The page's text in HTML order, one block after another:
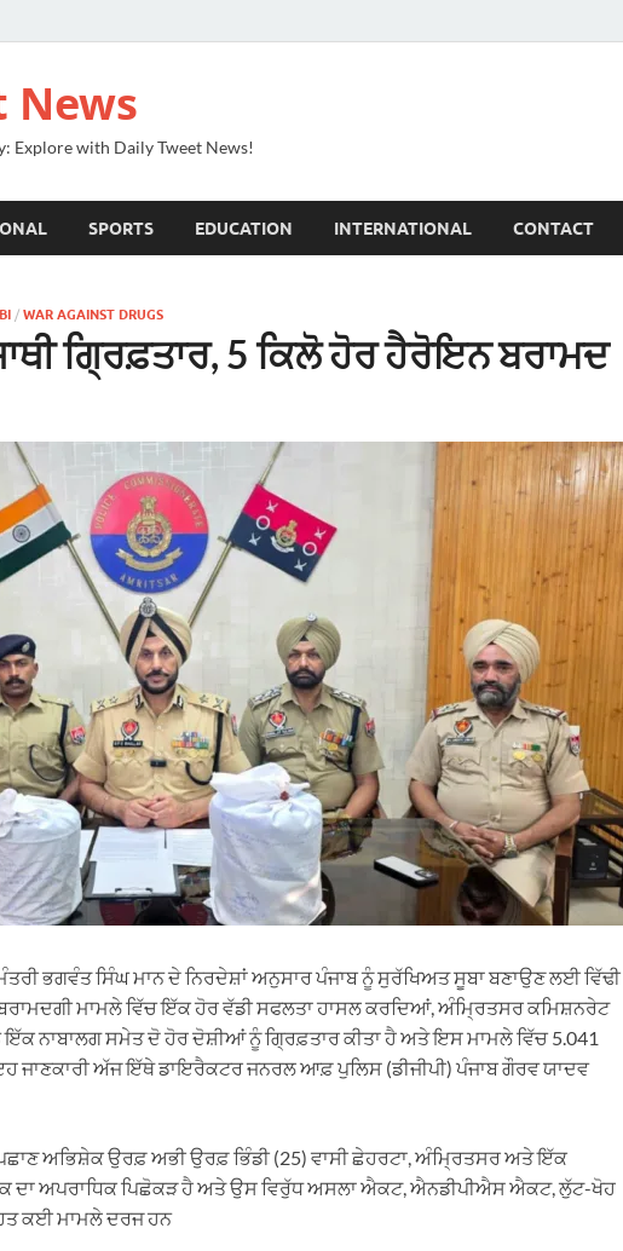
News
Explore with Daily Tweet News!
SPORTS EDUCATION INTERNATIONAL CONTACT
/ WAR AGAINST DRUGS
ਗ੍ਰਿਫ਼ਤਾਰ, 5 ਕਿਲੋ ਹੋਰ ਹੈਰੋਇਨ ਬਰਾਮਦ
ਭਗਵੰਤ ਸਿੰਘ ਮਾਨ ਦੇ ਨਿਰਦੇਸ਼ਾਂ ਅਨੁਸਾਰ ਪੰਜਾਬ ਨੂੰ ਸੁਰੱਖਿਅਤ ਸੂਬਾ ਬਣਾਉਣ ਲਈ ਵਿੱਢੀ
ਮਾਮਲੇ ਵਿੱਚ ਇੱਕ ਹੋਰ ਵੱਡੀ ਸਫਲਤਾ ਹਾਸਲ ਕਰਦਿਆਂ, ਅੰਮ੍ਰਿਤਸਰ ਕਮਿਸ਼ਨਰੇਟ
ਨਾਬਾਲਗ ਸਮੇਤ ਦੋ ਹੋਰ ਦੋਸ਼ੀਆਂ ਨੂੰ ਗ੍ਰਿਫ਼ਤਾਰ ਕੀਤਾ ਹੈ ਅਤੇ ਇਸ ਮਾਮਲੇ ਵਿੱਚ 5.041
ਜਾਣਕਾਰੀ ਅੱਜ ਇੱਥੇ ਡਾਇਰੈਕਟਰ ਜਨਰਲ ਆਫ਼ ਪੁਲਿਸ (ਡੀਜੀਪੀ) ਪੰਜਾਬ ਗੌਰਵ ਯਾਦਵ
ਅਭਿਸ਼ੇਕ ਉਰਫ਼ ਅਭੀ ਉਰਫ਼ ਭਿੰਡੀ (25) ਵਾਸੀ ਛੇਹਰਟਾ, ਅੰਮ੍ਰਿਤਸਰ ਅਤੇ ਇੱਕ
ਦਾ ਅਪਰਾਧਿਕ ਪਿਛੋਕੜ ਹੈ ਅਤੇ ਉਸ ਵਿਰੁੱਧ ਅਸਲਾ ਐਕਟ, ਐਨਡੀਪੀਐਸ ਐਕਟ, ਲੁੱਟ-ਖੋਹ
ਕਈ ਮਾਮਲੇ ਦਰਜ ਹਨ